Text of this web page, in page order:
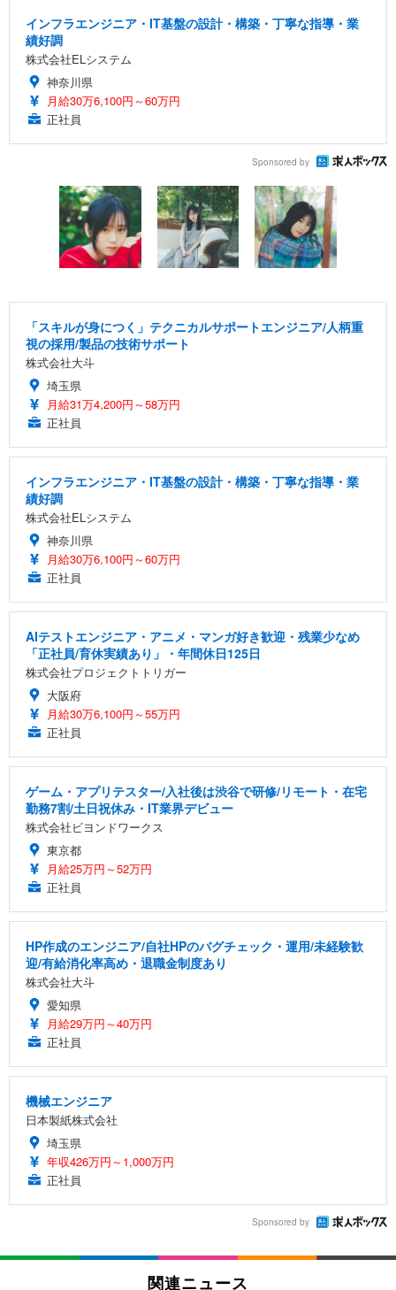
インフラエンジニア・IT基盤の設計・構築・丁寧な指導・業
績好調
株式会社ELシステム
神奈川県
月給30万6,100円～60万円
正社員
Sponsored by
「スキルが身につく」テクニカルサポートエンジニア/人柄重
視の採用/製品の技術サポート
株式会社大斗
埼玉県
月給31万4,200円～58万円
正社員
インフラエンジニア・IT基盤の設計・構築・丁寧な指導・業
績好調
株式会社ELシステム
神奈川県
月給30万6,100円～60万円
正社員
AIテストエンジニア・アニメ・マンガ好き歓迎・残業少なめ
「正社員/育休実績あり」・年間休日125日
株式会社プロジェクトトリガー
大阪府
月給30万6,100円～55万円
正社員
ゲーム・アプリテスター/入社後は渋谷で研修/リモート・在宅
勤務7割/土日祝休み・IT業界デビュー
株式会社ビヨンドワークス
東京都
月給25万円～52万円
正社員
HP作成のエンジニア/自社HPのバグチェック・運用/未経験歓
迎/有給消化率高め・退職金制度あり
株式会社大斗
愛知県
月給29万円～40万円
正社員
機械エンジニア
日本製紙株式会社
埼玉県
年収426万円～1,000万円
正社員
Sponsored by
関連ニュース